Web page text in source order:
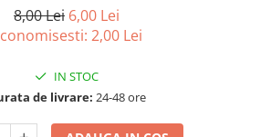
si
8,00 Lei 6,00 Lei
2,00 Lei
IN STOC
de livrare: 24-48 ore